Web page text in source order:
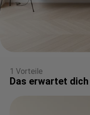
1 Vorteile
Das erwartet dich